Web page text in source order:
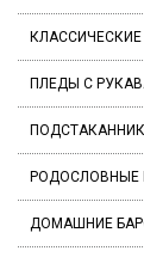
ПЛЕДЫ С
РОДОСЛОВНЫЕ
ДОМАШНИЕ